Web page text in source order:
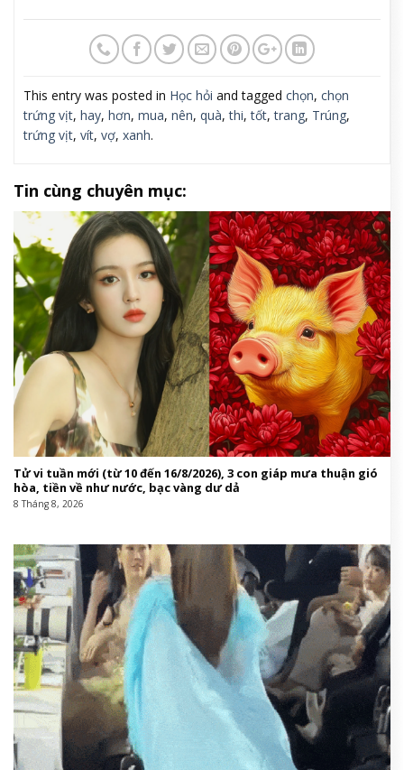
This entry was posted in Học hỏi and tagged chọn, chọn
trứng vịt, hay, hơn, mua, nên, quà,thi,tốt,trang, Trúng,
trứng vịt, vít, vợ, xanh.
Tin cùng chuyên mục:
Tử vi tuần mới (từ 10 đến 16/8/2026), 3 con giáp mưa thuận gió
hòa, tiền về như nước, bạc vàng dư dả
8 Tháng 8, 2026